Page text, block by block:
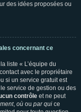
des idées proposées ou
concernant ce
liste « L’équipe du
avec le propriétaire
si un service gratuit est
service de gestion ou des
contrôle et ne peut
, où ou par qui ce